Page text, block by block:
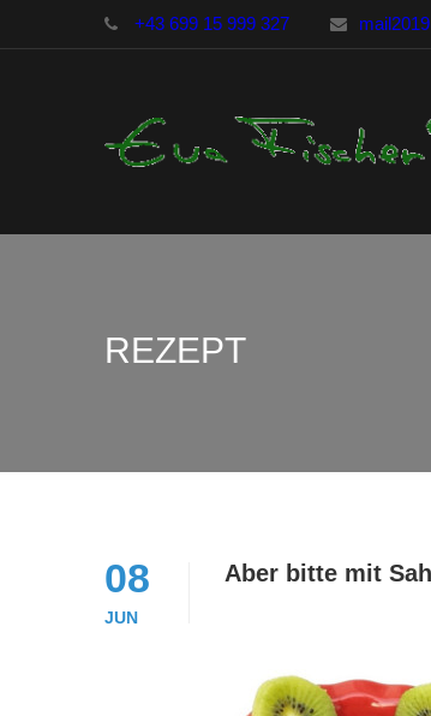
+43 699 15 999 327
REZEPT
08
JUN
Aber bitte mit